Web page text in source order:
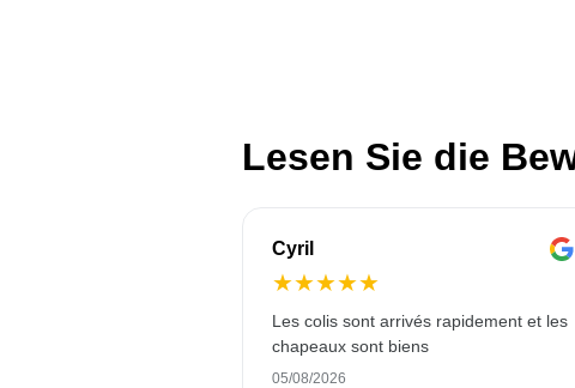
Lesen Sie die
Cyril
★★★★★
Les colis sont arrivés rapidement et les
chapeaux sont biens
05/08/2026